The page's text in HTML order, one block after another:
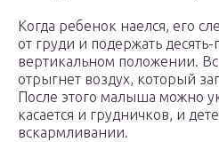
Когда ребенок наелся, его
от груди и подержать десять-
вертикальном положении.
отрыгнет воздух, который
После этого малыша можно
касается и грудничков, и
вскармливании.